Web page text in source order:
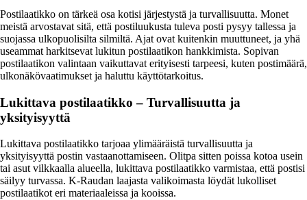
Postilaatikko on tärkeä osa kotisi järjestystä ja turvallisuutta. Monet
meistä arvostavat sitä, että postiluukusta tuleva posti pysyy tallessa ja
suojassa ulkopuolisilta silmiltä. Ajat ovat kuitenkin muuttuneet, ja yhä
useammat harkitsevat lukitun postilaatikon hankkimista. Sopivan
postilaatikon valintaan vaikuttavat erityisesti tarpeesi, kuten postimäärä,
ulkonäkövaatimukset ja haluttu käyttötarkoitus.
Lukittava postilaatikko – Turvallisuutta ja
yksityisyyttä
Lukittava postilaatikko tarjoaa ylimääräistä turvallisuutta ja
yksityisyyttä postin vastaanottamiseen. Olitpa sitten poissa kotoa usein
tai asut vilkkaalla alueella, lukittava postilaatikko varmistaa, että postisi
säilyy turvassa. K-Raudan laajasta valikoimasta löydät lukolliset
postilaatikot eri materiaaleissa ja kooissa.